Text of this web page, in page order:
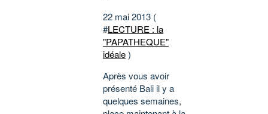
22 mai 2013 (
#LECTURE : la
"PAPATHEQUE"
idéale)
Après vous avoir
présenté Bali il y a
quelques semaines,